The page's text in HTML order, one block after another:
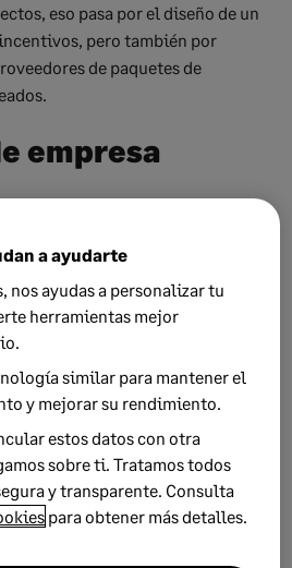
eso pasa por el diseño de un
pero también por
de paquetes de
empresa
configura una forma de abordar el
a la capacidad de la empresa para
transformación digital, la
de crecimiento e
solamente algunos ejemplos en
debe contribuir a diseñar,
cultura de empresa.En el fondo,
medida lo que la empresa quiere
es imposible sin planificar acciones
para que se desarrollen
a ayudarte
nos ayudas a personalizar tu
herramientas mejor
similar para mantener el
y mejorar su rendimiento.
estos datos con otra
sobre ti. Tratamos todos
y transparente. Consulta
para obtener más detalles.